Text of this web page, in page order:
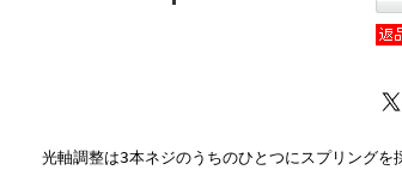
光軸調整は3本ネジのうちのひとつにスプリング